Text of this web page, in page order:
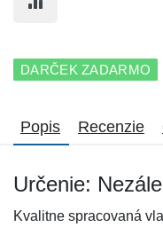
DARČEK ZADARMO
Popis Recenzie
Určenie:
Kvalitne spracovaná